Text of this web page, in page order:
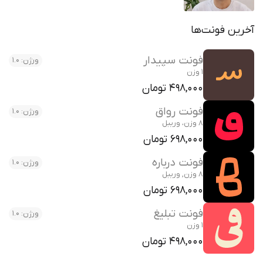
آخرین فونت‌ها
فونت سپیدار
ورژن: 1.0
1 وزن
498,000 تومان
فونت رواق
ورژن: 1.0
8 وزن، وریبل
698,000 تومان
فونت درباره
ورژن: 1.0
8 وزن, وریبل
698,000 تومان
فونت تبلیغ
ورژن: 1.0
1 وزن
498,000 تومان